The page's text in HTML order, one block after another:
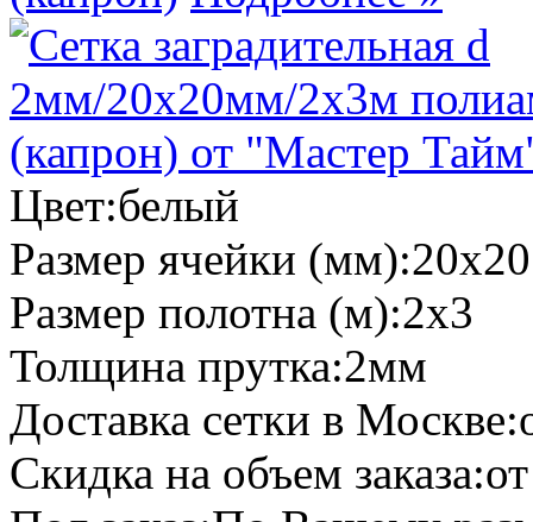
Цвет:белый
Размер ячейки (мм):20х20
Размер полотна (м):2х3
Толщина прутка:2мм
Доставка сетки в Москве:
Скидка на объем заказа: